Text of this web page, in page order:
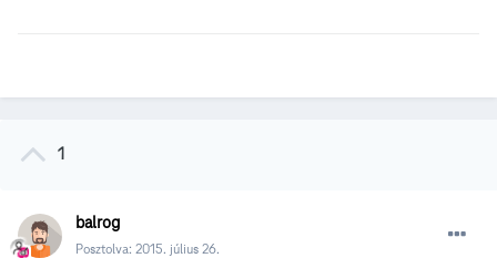
1
balrog
Posztolva: 2015. július 26.